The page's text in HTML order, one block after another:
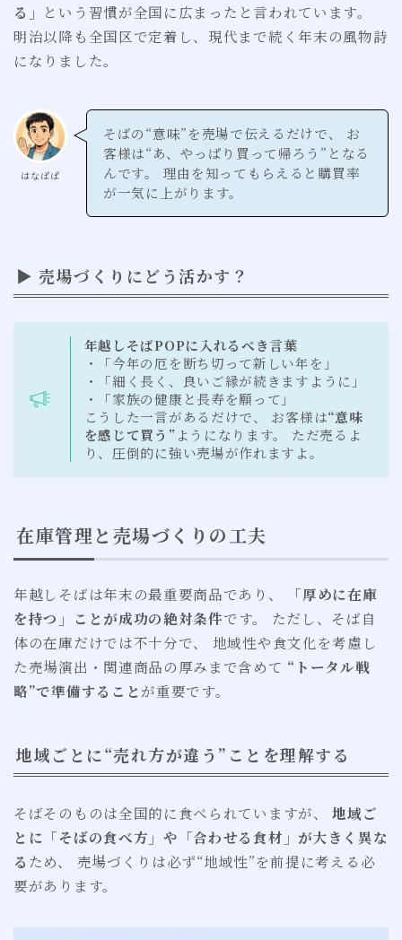
る」 という習慣が全国に広まったと言われています。
明治以降も全国区で定着し、現代まで続く年末の風物詩
になりました。
はなぱぱ
そばの“意味”を売場で伝えるだけで、 お
客様は“あ、やっぱり買って帰ろう”となる
んです。 理由を知ってもらえると購買率
が一気に上がります。
▶ 売場づくりにどう活かす？
年越しそばPOPに入れるべき言葉
・「今年の厄を断ち切って新しい年を」
・「細く長く、良いご縁が続きますように」
・「家族の健康と長寿を願って」
こうした一言があるだけで、 お客様は“意味
を感じて買う”ようになります。 ただ売るよ
り、圧倒的に強い売場が作れますよ。
在庫管理と売場づくりの工夫
年越しそばは年末の最重要商品であり、
「厚めに在庫
を持つ」ことが成功の絶対条件です。 ただし、そば自
体の在庫だけでは不十分で、 地域性や食文化を考慮し
た売場演出・関連商品の厚みまで含めて “トータル戦
略”で準備すること が重要です。
地域ごとに“売れ方が違う”ことを理解する
そばそのものは全国的に食べられていますが、地域ご
とに「そばの食べ方」や「合わせる食材」が大きく異な
る ため、 売場づくりは必ず“地域性”を前提に考える必
要があります。